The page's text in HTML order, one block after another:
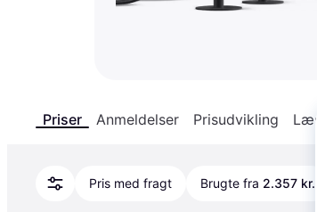
Priser Anmeldelser Prisudvikling
Pris med fragt Brugte fra 2.357 kr.